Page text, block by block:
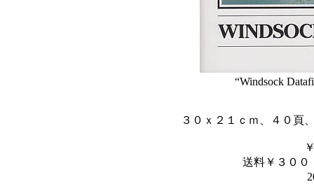
“Windsock
３０ｘ２１ｃｍ、４０頁
送料￥３００